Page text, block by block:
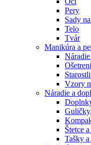
Pery
Sady
Telo
Tvár
Manikúra a
Vzory
Náradie a
Štetce
Tašky